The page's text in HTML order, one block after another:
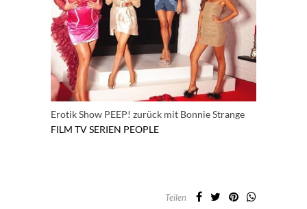
Erotik Show PEEP! zurück mit Bonnie Strange
FILM TV SERIEN PEOPLE
Teilen